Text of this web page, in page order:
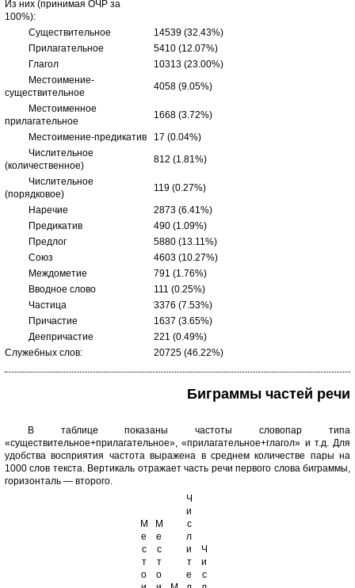
Из них (принимая ОЧР за
100%):
Существительное
14539 (32.43%)
Прилагательное
5410 (12.07%)
Глагол
10313 (23.00%)
Местоимение-
существительное
4058 (9.05%)
Местоименное
прилагательное
1668 (3.72%)
Местоимение-предикатив
17 (0.04%)
Числительное
(количественное)
812 (1.81%)
Числительное
(порядковое)
119 (0.27%)
Наречие
2873 (6.41%)
Предикатив
490 (1.09%)
Предлог
5880 (13.11%)
Союз
4603 (10.27%)
Междометие
791 (1.76%)
Вводное слово
111 (0.25%)
Частица
3376 (7.53%)
Причастие
1637 (3.65%)
Деепричастие
221 (0.49%)
Служебных слов:
20725 (46.22%)
Биграммы частей речи
В таблице показаны частоты словопар типа
«существительное+прилагательное», «прилагательное+глагол» и т.д. Для
удобства восприятия частота выражена в среднем количестве пары на
1000 слов текста. Вертикаль отражает часть речи первого слова биграммы,
горизонталь — второго.
М
е
с
т
о
М
е
с
т
о
Ч
и
с
л
и
т
е
Ч
и
с